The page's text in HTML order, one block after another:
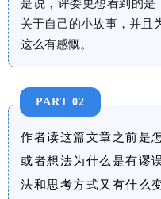
是说，评委更想看到的是
关于自己的小故事，并且
这么有感慨。
PART 02
作者读这篇文章之前是
或者想法为什么是有谬
法和思考方式又有什么